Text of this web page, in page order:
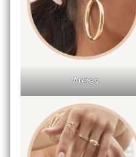
Aretes